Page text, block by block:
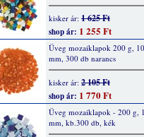
kisker ár: 1 625 Ft
shop ár: 1 255 Ft
Üveg mozaiklapok 200 g,
mm, 300 db narancs
kisker ár: 2 105 Ft
shop ár: 1 770 Ft
Üveg mozaiklapok - 200 g,
mm, kb.300 db, kék